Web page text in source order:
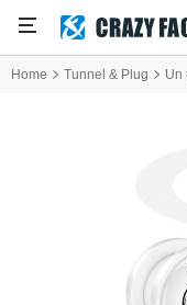
Home Tunnel & Plug Un